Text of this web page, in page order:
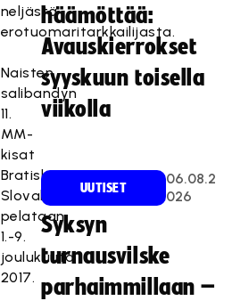
neljästä
erotuomaritarkkailijasta.
Naisten
salibandyn
11.
MM-
kisat
Bratislavassa,
Slovakiassa
pelataan
1.-9.
joulukuuta
2017.
häämöttää:
Avauskierrokset
syyskuun toisella
viikolla
UUTISET
06.08.2
026
Syksyn
turnausvilske
parhaimmillaan –